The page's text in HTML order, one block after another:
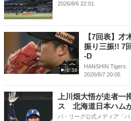
2026/8/6 22:01
0:38
【7回表】
振り三振!! 7
-D
HANSHIN Tigers.
2026/8/7 20:05
上川畑大悟が走者
ス 北海道日本ハム
パ・リーグ公式メディア「パ